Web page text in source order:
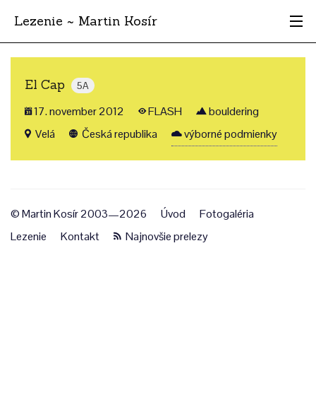
Lezenie ~ Martin Kosír
Najhodnotnejšie
Krajina
Štýl
El Cap 5A
17. november 2012 FLASH
bouldering
Velá
Česká republika výborné podmienky
© Martin Kosír 2003—2026 Úvod
Fotogaléria
Lezenie
Kontakt Najnovšie prelezy